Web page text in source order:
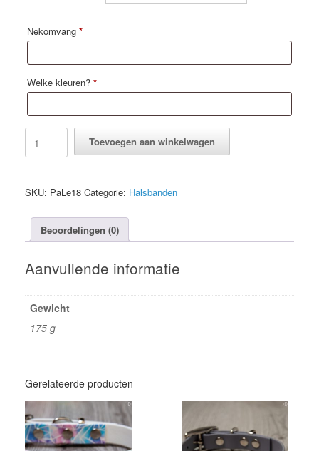
Nekomvang *
Welke kleuren? *
Max
3cm
aantal
Toevoegen aan winkelwagen
SKU: PaLe18 Categorie: Halsbanden
Beoordelingen (0)
Aanvullende informatie
Gewicht
175 g
Gerelateerde producten